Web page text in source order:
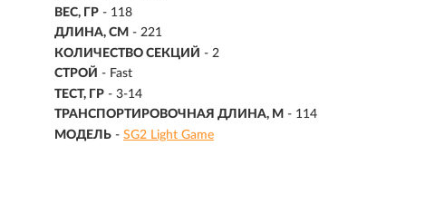
ВЕС, ГР - 118
ДЛИНА, СМ - 221
КОЛИЧЕСТВО СЕКЦИЙ - 2
СТРОЙ - Fast
ТЕСТ, ГР - 3-14
ТРАНСПОРТИРОВОЧНАЯ ДЛИНА, М - 114
МОДЕЛЬ - SG2 Light Game